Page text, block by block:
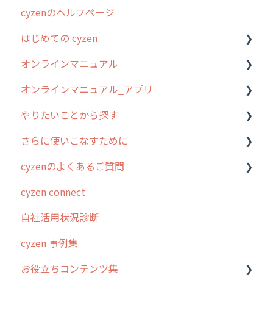
cyzenのヘルプページ
はじめての cyzen
0. はじめてのcyzenの使い方
1. cyzenについて知ろう
2. 主要機能の概要
3. cyzenの位置情報取得について
4. cyzen利用前の準備：システム管理者編
5. 基本的な使い方：システム管理者編
6. 基本的な使い方：ユーザー編
7. 初心者向けよくある質問集
8. 用語集
オンラインマニュアル
管理サイトの使い始め
ユーザー・グループ管理
行動管理
予定管理
スポット
ステータス・主観
報告書・行動種別
勤怠管理
オンラインマニュアル_アプリ
アプリの使い始め
ホーム画面
スポット
報告閲覧
予定
日報
履歴
やりたいことから探す
行動管理
勤怠管理
予定管理
スポット
ステータス・主観
報告書・行動種別
さらに使いこなすために
はじめに
スポット・ステータス関連オプション
交通費自動計算
安全走行支援
写真管理・高画質化
cyzenのよくあるご質問
ログインについて
グループ・ユーザーについて
GPS・位置情報 について
ルート自動記録 について
cyzen connect
自社活用状況診断
cyzen 事例集
お役立ちコンテンツ集